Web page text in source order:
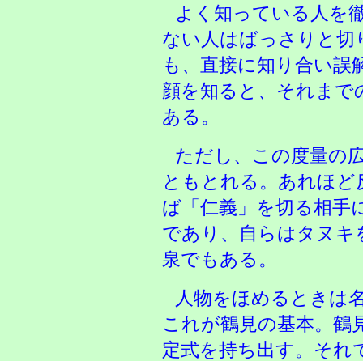
よく知っている人を
ない人はばっさりと
も、直接に知り合い誤
顔を知ると、それまで
ある。
ただし、この度量の
ともとれる。あれほ
ば「仁義」を切る相手
であり、自らはタヌキ
泉でもある。
人物をほめるときは
これが鶴見の基本。鶴
定式を持ち出す。それ